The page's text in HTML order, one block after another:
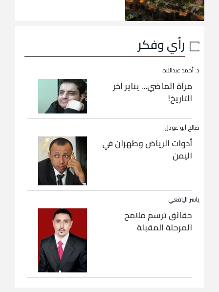
رأي وفكر
د. أحمد عبداللاه
مرآة الماضي… يناير آخر
التاريخ!
صالح أبو عوذل
أدوات الرياض وطهران في
اليمن
ياسر اليافعي
حقائق ترسم ملامح
المرحلة المقبلة